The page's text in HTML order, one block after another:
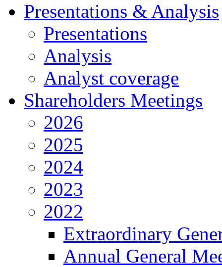
Presentations & Analysis
Presentations
Analysis
Analyst coverage
Shareholders Meetings
2026
2025
2024
2023
2022
Extraordinary
Annual General